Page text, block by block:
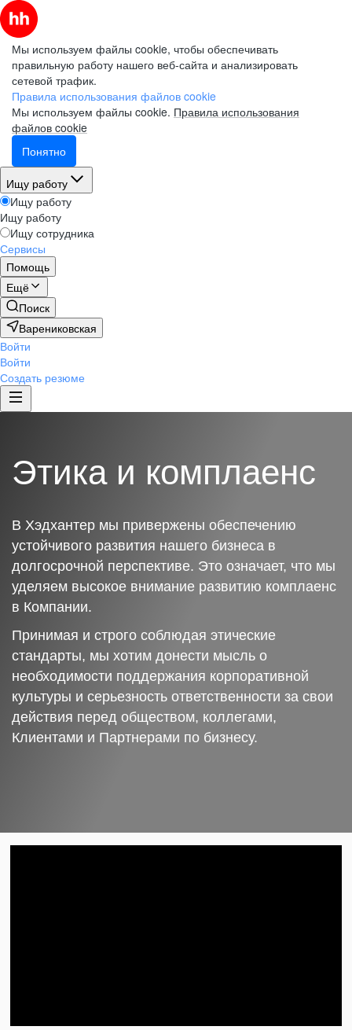
Мы используем файлы cookie, чтобы обеспечивать
правильную работу нашего веб-сайта и анализировать
сетевой трафик.
Правила использования файлов cookie
Мы используем файлы cookie. Правила использования
файлов cookie
Понятно
Ищу работу
Ищу работу
Ищу работу
Ищу сотрудника
Сервисы
Помощь
Ещё
Поиск
Варениковская
Войти
Войти
Создать резюме
Этика и комплаенс
В Хэдхантер мы привержены обеспечению
устойчивого развития нашего бизнеса в
долгосрочной перспективе. Это означает, что мы
уделяем высокое внимание развитию комплаенс
в Компании.
Принимая и строго соблюдая этические
стандарты, мы хотим донести мысль о
необходимости поддержания корпоративной
культуры и серьезность ответственности за свои
действия перед обществом, коллегами,
Клиентами и Партнерами по бизнесу.